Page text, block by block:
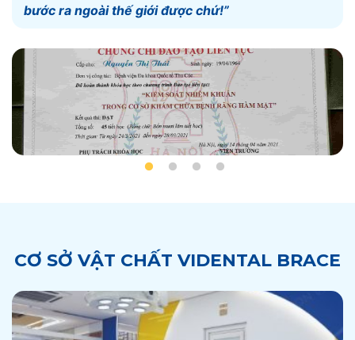
bước ra ngoài thế giới được chứ!”
CƠ SỞ VẬT CHẤT VIDENTAL BRACE